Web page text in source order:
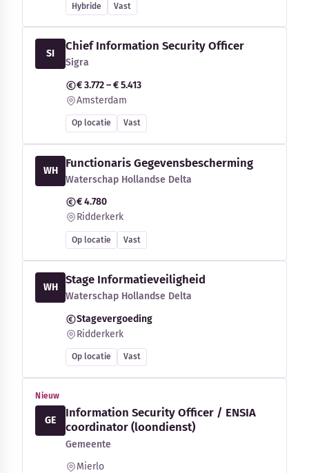
Hybride Vast
SI
Chief Information Security Officer
Sigra
€ 3.772 – € 5.413
Amsterdam
Op locatie Vast
WH
Functionaris Gegevensbescherming
Waterschap Hollandse Delta
€ 4.780
Ridderkerk
Op locatie Vast
WH
Stage Informatieveiligheid
Waterschap Hollandse Delta
Stagevergoeding
Ridderkerk
Op locatie Vast
Nieuw
GE
Information Security Officer / ENSIA
coordinator (loondienst)
Gemeente
Mierlo